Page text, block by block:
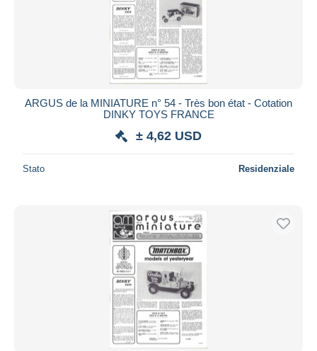
ARGUS de la MINIATURE n° 54 - Très bon état - Cotation
DINKY TOYS FRANCE
± 4,62 USD
Stato Residenziale